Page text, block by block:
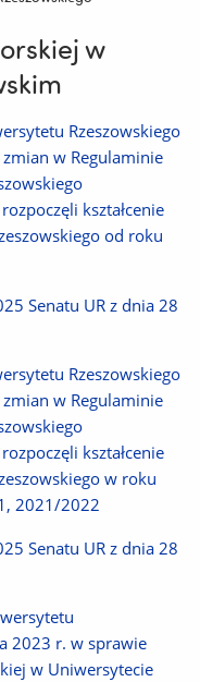
w
Rzeszowskiego
w Regulaminie
kształcenie
od roku
Senatu UR z dnia 28
Rzeszowskiego
w Regulaminie
kształcenie
w roku
2021/2022
Senatu UR z dnia 28
2023 r. w sprawie
w Uniwersytecie